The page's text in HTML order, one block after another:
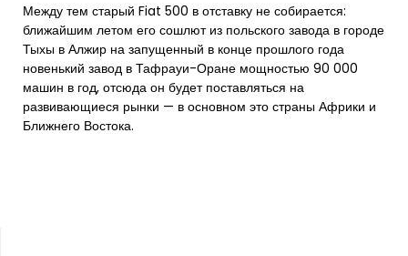
Между тем старый Fiat 500 в отставку не собирается:
ближайшим летом его сошлют из польского завода в городе
Тыхы в Алжир на запущенный в конце прошлого года
новенький завод в Тафрауи-Оране мощностью 90 000
машин в год, отсюда он будет поставляться на
развивающиеся рынки — в основном это страны Африки и
Ближнего Востока.